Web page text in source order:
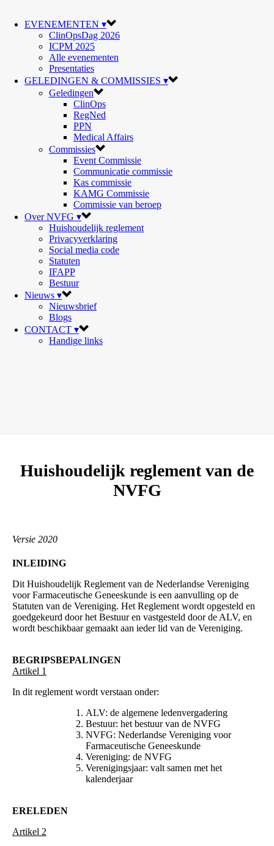
EVENEMENTEN ▾
ClinOpsDag 2026
ICPM 2025
Alle evenementen
Presentaties
GELEDINGEN & COMMISSIES ▾
Geledingen
ClinOps
RegNed
PPN
Medical Affairs
Commissies
Event Commissie
Communicatie commissie
Kas commissie
KAMG Commissie
Commissie van beroep
Over NVFG ▾
Huishoudelijk reglement
Privacyverklaring
Social media code
Statuten
IFAPP
Bestuur
Nieuws ▾
Nieuwsbrief
Blogs
CONTACT ▾
Handige links
Huishoudelijk reglement van de
NVFG
Versie 2020
INLEIDING
Dit Huishoudelijk Reglement van de Nederlandse Vereniging
voor Farmaceutische Geneeskunde is een aanvulling op de
Statuten van de Vereniging. Het Reglement wordt opgesteld en
goedgekeurd door het Bestuur en vastgesteld door de ALV, en
wordt beschikbaar gemaakt aan ieder lid van de Vereniging.
BEGRIPSBEPALINGEN
Artikel 1
In dit reglement wordt verstaan onder:
ALV: de algemene ledenvergadering
Bestuur: het bestuur van de NVFG
NVFG: Nederlandse Vereniging voor
Farmaceutische Geneeskunde
Vereniging: de NVFG
Verenigingsjaar: valt samen met het
kalenderjaar
ERELEDEN
Artikel 2